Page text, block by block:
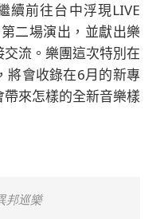
續前往台中浮現LIVE
二場演出，並獻出樂
流。樂團這次特別在
將會收錄在6月的新專
來怎樣的全新音樂樣
邦巡樂